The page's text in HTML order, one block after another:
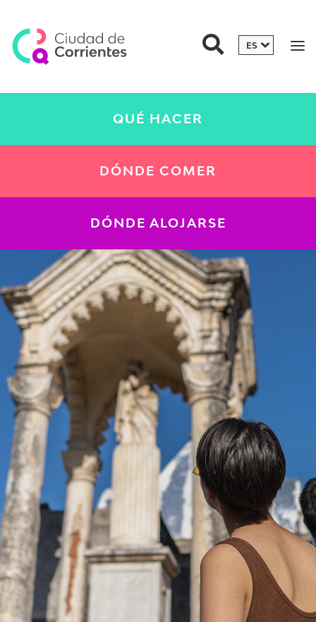
QUÉ HACER
DÓNDE COMER
DÓNDE ALOJARSE